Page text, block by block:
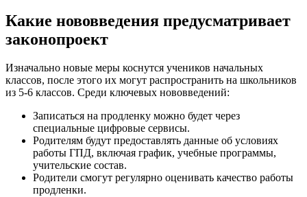
Какие нововведения предусматривает
законопроект
Изначально новые меры коснутся учеников начальных
классов, после этого их могут распространить на школьников
из 5-6 классов. Среди ключевых нововведений:
Записаться на продленку можно будет через
специальные цифровые сервисы.
Родителям будут предоставлять данные об условиях
работы ГПД, включая график, учебные программы,
учительские состав.
Родители смогут регулярно оценивать качество работы
продленки.